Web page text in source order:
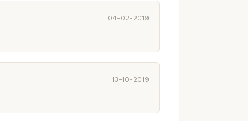
04-02-2019
13-10-2019